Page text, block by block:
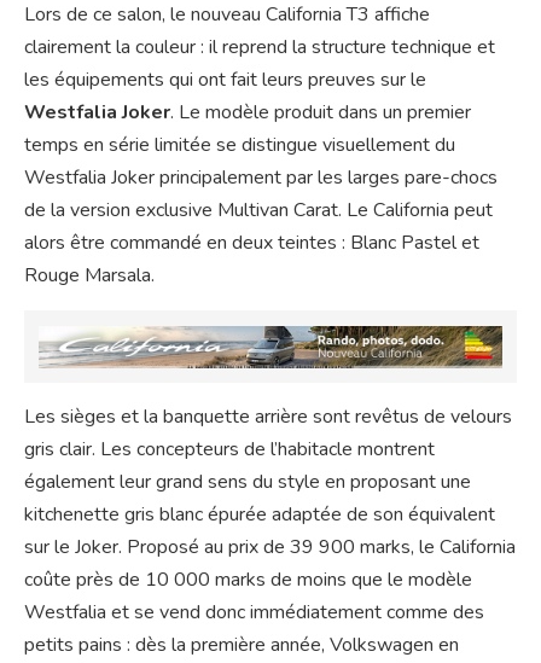
Lors de ce salon, le nouveau California T3 affiche
clairement la couleur : il reprend la structure technique et
les équipements qui ont fait leurs preuves sur le
Westfalia Joker. Le modèle produit dans un premier
temps en série limitée se distingue visuellement du
Westfalia Joker principalement par les larges pare-chocs
de la version exclusive Multivan Carat. Le California peut
alors être commandé en deux teintes : Blanc Pastel et
Rouge Marsala.
Les sièges et la banquette arrière sont revêtus de velours
gris clair. Les concepteurs de l’habitacle montrent
également leur grand sens du style en proposant une
kitchenette gris blanc épurée adaptée de son équivalent
sur le Joker. Proposé au prix de 39 900 marks, le California
coûte près de 10 000 marks de moins que le modèle
Westfalia et se vend donc immédiatement comme des
petits pains : dès la première année, Volkswagen en